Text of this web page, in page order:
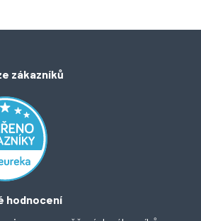
zákazníků
hodnocení